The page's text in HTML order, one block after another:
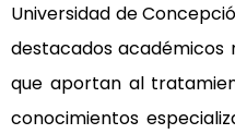
Universidad de
destacados académicos
que aportan al
conocimientos